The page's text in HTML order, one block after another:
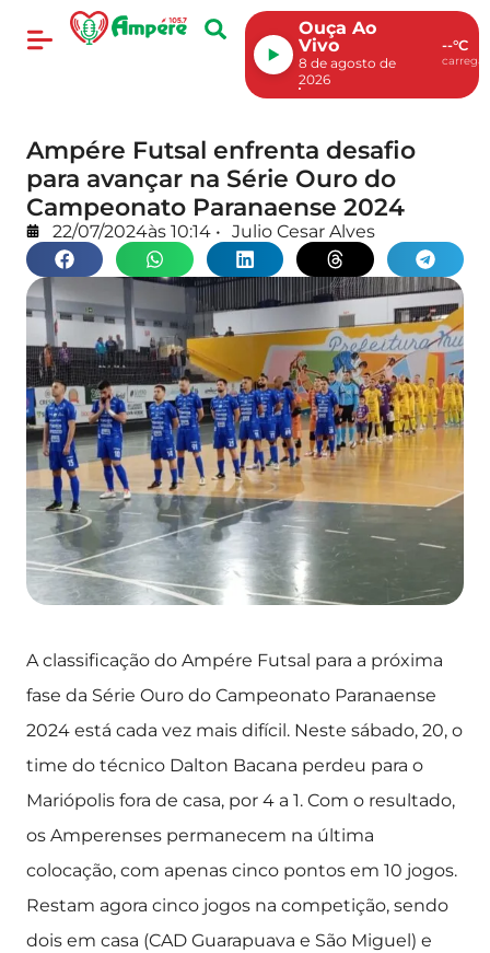
Ouça Ao
Vivo
8 de agosto de
2026
--°C
Ampére Futsal enfrenta desafio
para avançar na Série Ouro do
Campeonato Paranaense 2024
22/07/2024às 10:14 • Julio Cesar Alves
A classificação do Ampére Futsal para a próxima
fase da Série Ouro do Campeonato Paranaense
2024 está cada vez mais difícil. Neste sábado, 20, o
time do técnico Dalton Bacana perdeu para o
Mariópolis fora de casa, por 4 a 1. Com o resultado,
os Amperenses permanecem na última
colocação, com apenas cinco pontos em 10 jogos.
Restam agora cinco jogos na competição, sendo
dois em casa (CAD Guarapuava e São Miguel) e